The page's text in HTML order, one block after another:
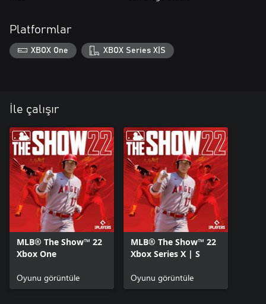
Platformlar
XBOX One XBOX Series X|S
İle çalışır
MLB® The Show™ 22
Xbox One
Oyunu görüntüle
MLB® The Show™ 22
Xbox Series X | S
Oyunu görüntüle